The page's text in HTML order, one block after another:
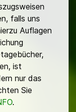
falls uns
Auflagen
ist
nur das
Sie
.